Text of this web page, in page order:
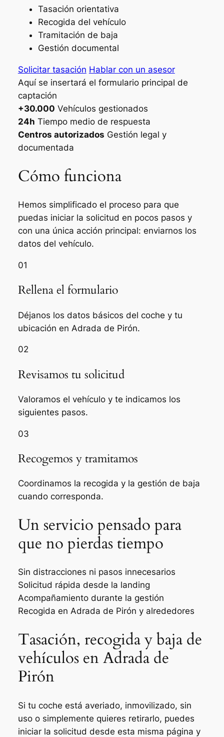
Tasación orientativa
Recogida del vehículo
Tramitación de baja
Gestión documental
Solicitar tasación Hablar con un asesor
Aquí se insertará el formulario principal de
captación
+30.000 Vehículos gestionados
24h Tiempo medio de respuesta
Centros autorizados Gestión legal y
documentada
Cómo funciona
Hemos simplificado el proceso para que
puedas iniciar la solicitud en pocos pasos y
con una única acción principal: enviarnos los
datos del vehículo.
01
Rellena el formulario
Déjanos los datos básicos del coche y tu
ubicación en Adrada de Pirón.
02
Revisamos tu solicitud
Valoramos el vehículo y te indicamos los
siguientes pasos.
03
Recogemos y tramitamos
Coordinamos la recogida y la gestión de baja
cuando corresponda.
Un servicio pensado para
que no pierdas tiempo
Sin distracciones ni pasos innecesarios
Solicitud rápida desde la landing
Acompañamiento durante la gestión
Recogida en Adrada de Pirón y alrededores
Tasación, recogida y baja de
vehículos en Adrada de
Pirón
Si tu coche está averiado, inmovilizado, sin
uso o simplemente quieres retirarlo, puedes
iniciar la solicitud desde esta misma página y